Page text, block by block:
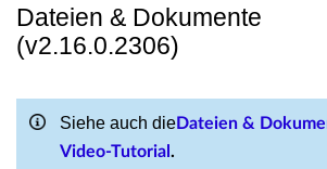
Dateien & Dokumente
(v2.16.0.2306)
Siehe auch dieDateien &
Video-Tutorial .